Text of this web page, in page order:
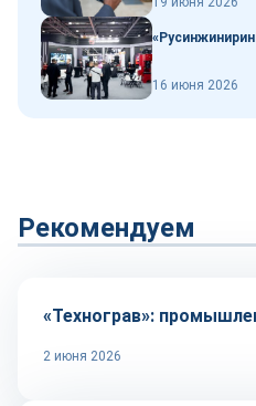
16 июня 2026
Рекомендуем
Автоматизация
«Технограв»:
2 июня 2026
Оборудование и инструмент